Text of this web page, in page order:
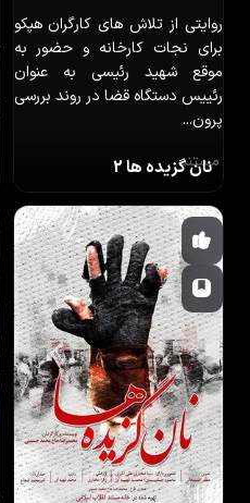
نان گزیده ها 2
روایتی از تلاش های کارگران هپکو
برای نجات کارخانه و حضور به
موقع شهید رئیسی به عنوان
رئییس دستگاه قضا در روند بررسی
پرون...
مستند